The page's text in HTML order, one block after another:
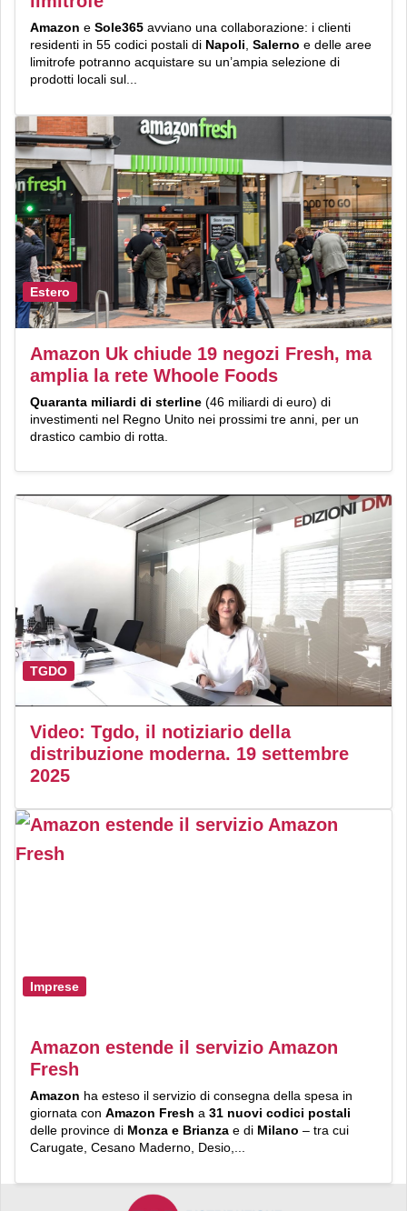
Amazon e Sole365 avviano una collaborazione: i clienti
residenti in 55 codici postali di Napoli Salerno e delle aree
limitrofe potranno acquistare su un’ampia selezione di
prodotti locali sul...
Estero
Amazon Uk chiude 19 negozi Fresh, ma
amplia la rete Whoole Foods
Quaranta miliardi di sterline (46 miliardi di euro) di
investimenti nel Regno Unito nei prossimi tre anni, per un
drastico cambio di rotta.
TGDO
Video: Tgdo, il notiziario della
distribuzione moderna. 19 settembre
2025
Imprese
Amazon estende il servizio Amazon
Fresh
Amazon ha esteso il servizio di consegna della spesa in
giornata con Amazon Fresh a 31 nuovi codici postali
delle province di Monza e Brianza e di Milano – tra cui
Carugate, Cesano Maderno, Desio,...